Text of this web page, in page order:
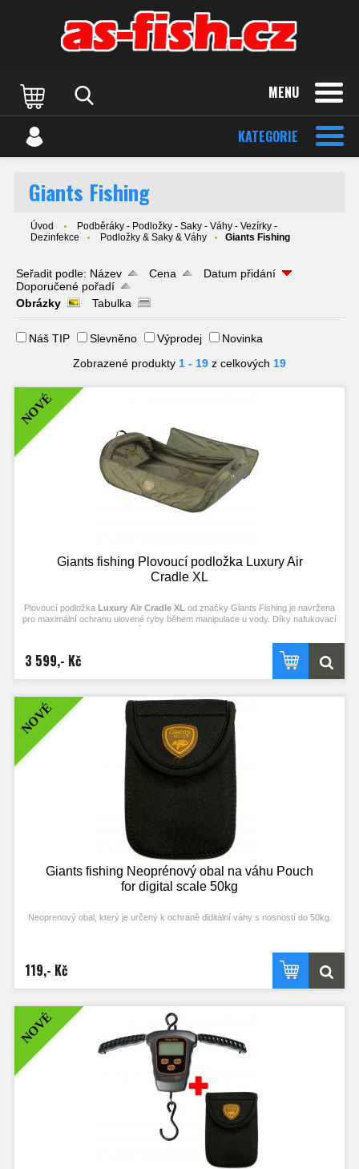
MENU
KATEGORIE
Giants Fishing
Úvod
Podběráky - Podložky - Saky - Váhy - Vezírky -
Dezinfekce
Podložky & Saky & Váhy Giants Fishing
Seřadit podle: Název Cena
Datum přidání
Doporučené pořadí
Obrázky
Tabulka
Náš TIP Slevněno Výprodej
Novinka
Zobrazené produkty 1 - 19 z celkových 19
NOVÉ
Giants fishing Plovoucí podložka Luxury Air
Cradle XL
Plovoucí podložka Luxury Air Cradle XL od značky Giants Fishing je navržena
pro maximální ochranu ulovené ryby během manipulace u vody. Díky nafukovací
3 599,- Kč
NOVÉ
Giants fishing Neoprénový obal na váhu Pouch
for digital scale 50kg
Neoprenový obal, který je určený k ochraně diditální váhy s nosností do 50kg.
119,- Kč
NOVÉ